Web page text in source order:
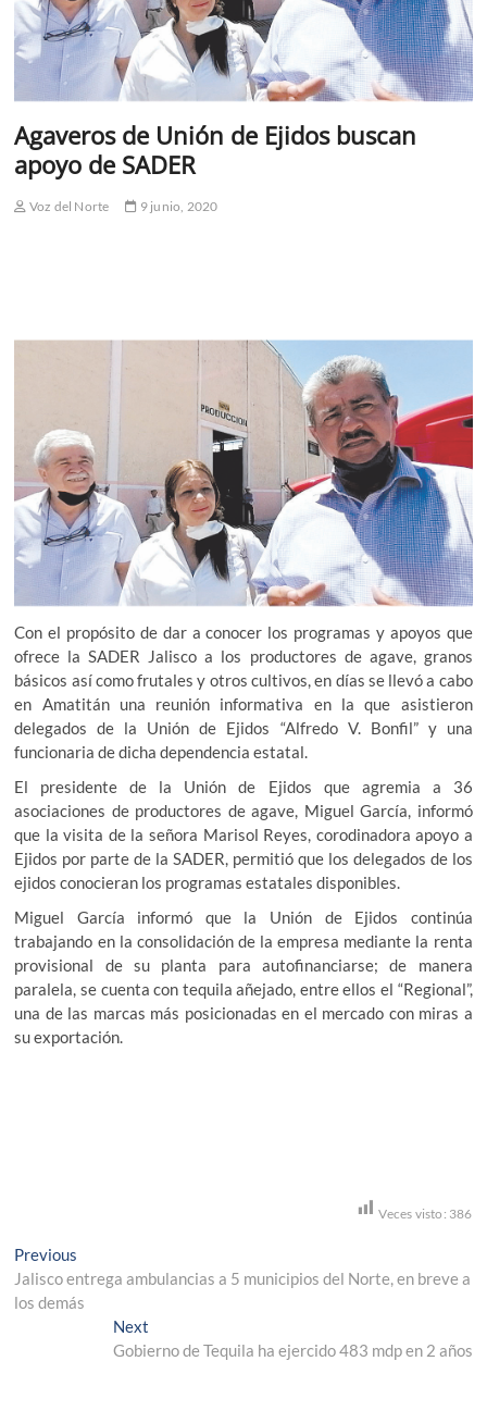
Agaveros de Unión de Ejidos buscan
apoyo de SADER
Voz del Norte 9 junio, 2020
Con el propósito de dar a conocer los programas y apoyos que
ofrece la SADER Jalisco a los productores de agave, granos
básicos así como frutales y otros cultivos, en días se llevó a cabo
en Amatitán una reunión informativa en la que asistieron
delegados de la Unión de Ejidos “Alfredo V. Bonfil” y una
funcionaria de dicha dependencia estatal.
El presidente de la Unión de Ejidos que agremia a 36
asociaciones de productores de agave, Miguel García, informó
que la visita de la señora Marisol Reyes, corodinadora apoyo a
Ejidos por parte de la SADER, permitió que los delegados de los
ejidos conocieran los programas estatales disponibles.
Miguel García informó que la Unión de Ejidos continúa
trabajando en la consolidación de la empresa mediante la renta
provisional de su planta para autofinanciarse; de manera
paralela, se cuenta con tequila añejado, entre ellos el “Regional”,
una de las marcas más posicionadas en el mercado con miras a
su exportación.
Veces visto: 386
Navegación
de
entradas
Previous
post:
Jalisco entrega ambulancias a 5 municipios del Norte, en breve a
los demás
NextNext
post:
Gobierno de Tequila ha ejercido 483 mdp en 2 años